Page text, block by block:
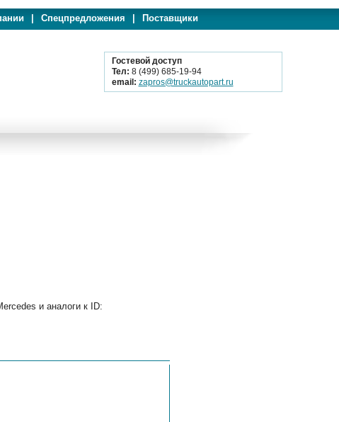
Спецпредложения Поставщики
Гостевой доступ
Тел: 8 (499) 685-19-94
email: zapros@truckautopart.ru
и аналоги к ID: